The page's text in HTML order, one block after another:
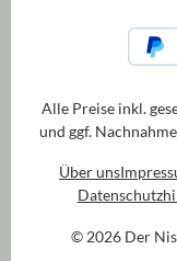
Alle Preise inkl.
und ggf.
© 2026 Der
Über uns